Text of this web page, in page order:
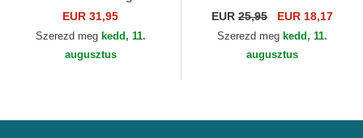
York Yankees MLB New Era
EUR 31,95
Szerezd meg kedd, 11.
augusztus
York Yankees MLB New Era
EUR 25,95 EUR 18,17
Szerezd meg kedd, 11.
augusztus